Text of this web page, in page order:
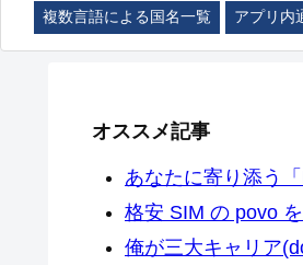
複数言語による国名一覧 アプリ内
オススメ記事
あなたに寄り添う
格安 SIM の povo
俺が三大キャリア